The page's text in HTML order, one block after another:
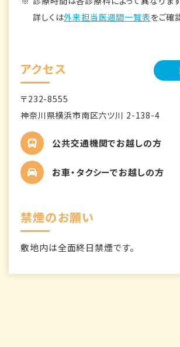
詳しくは外来担当医週間一覧表をご確
アクセス
〒232-8555
神奈川県横浜市南区六ツ川 2-138-4
公共交通機関でお越しの方
お車・タクシーでお越しの方
禁煙のお願い
敷地内は全面終日禁煙です。